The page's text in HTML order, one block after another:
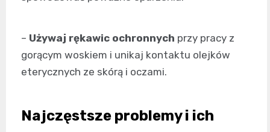
– Używaj rękawic ochronnych przy pracy z
gorącym woskiem i unikaj kontaktu olejków
eterycznych ze skórą i oczami.
Najczęstsze problemy i ich